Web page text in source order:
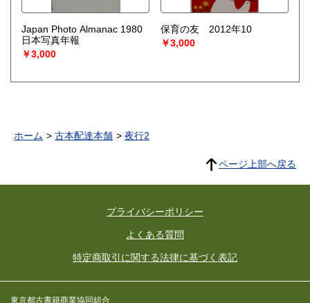
Japan Photo Almanac 1980
日本写真年報
￥3,000
保育の友 2012年10
￥3,000
ホーム 古本配達本舗 夜行2
ページ上部へ戻る
プライバシーポリシー
よくある質問
特定商取引に関する法律に基づく表記
東京都古書籍商業協同組合